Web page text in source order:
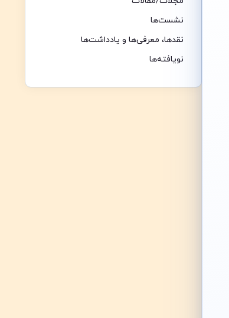
نشست‌ها
نقدها،‌ معرفی‌ها و یادداشت‌ها
نویافته‌ها